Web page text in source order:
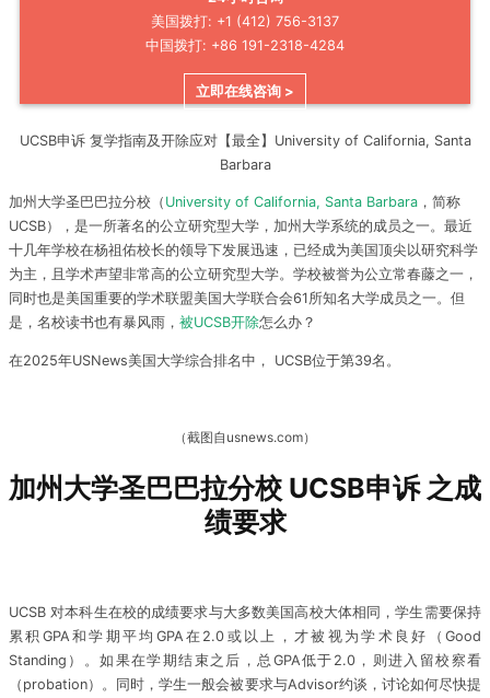
美国拨打: +1 (412) 756-3137
中国拨打: +86 191-2318-4284
立即在线咨询 >
UCSB申诉 复学指南及开除应对【最全】University of California, Santa
Barbara
加州大学圣巴巴拉分校（ University of California, Santa Barbara ，简称
UCSB），是一所著名的公立研究型大学，加州大学系统的成员之一。最近
十几年学校在杨祖佑校长的领导下发展迅速，已经成为美国顶尖以研究科学
为主，且学术声望非常高的公立研究型大学。学校被誉为公立常春藤之一，
同时也是美国重要的学术联盟美国大学联合会61所知名大学成员之一。但
是，名校读书也有暴风雨， 被UCSB开除怎么办？
在2025年USNews美国大学综合排名中， UCSB位于第39名。
（截图自usnews.com）
加州大学圣巴巴拉分校 UCSB申诉 之成
绩要求
UCSB 对本科生在校的成绩要求与大多数美国高校大体相同，学生需要保持
累积GPA和学期平均GPA在2.0或以上，才被视为学术良好（Good
Standing）。如果在学期结束之后，总GPA低于2.0，则进入留校察看
（probation）。同时，学生一般会被要求与Advisor约谈，讨论如何尽快提